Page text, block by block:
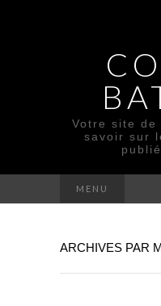
Votre site
savoir sur
MENU
ARCHIVES PAR